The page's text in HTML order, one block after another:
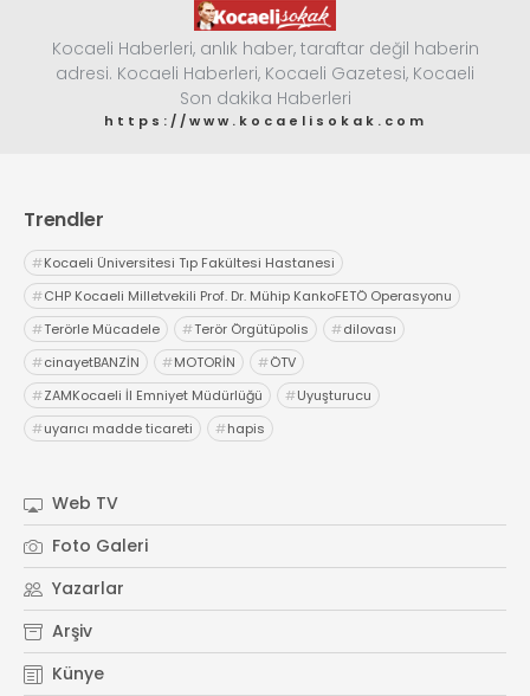
Kocaeli Haberleri, anlık haber, taraftar değil haberin
adresi. Kocaeli Haberleri, Kocaeli Gazetesi, Kocaeli
Son dakika Haberleri
https://www.kocaelisokak.com
Trendler
#Kocaeli Üniversitesi Tıp Fakültesi Hastanesi
#CHP Kocaeli Milletvekili Prof. Dr. Mühip KankoFETÖ Operasyonu
#Terörle Mücadele #Terör Örgütüpolis #dilovası
#cinayetBANZİN #MOTORİN #ÖTV
#ZAMKocaeli İl Emniyet Müdürlüğü #Uyuşturucu
#uyarıcı madde ticareti #hapis
Web TV
Foto Galeri
Yazarlar
Arşiv
Künye